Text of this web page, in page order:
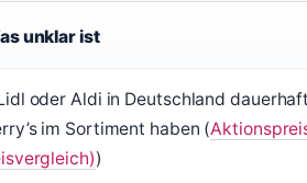
unklar ist
oder Aldi in Deutschland
im Sortiment haben (
)